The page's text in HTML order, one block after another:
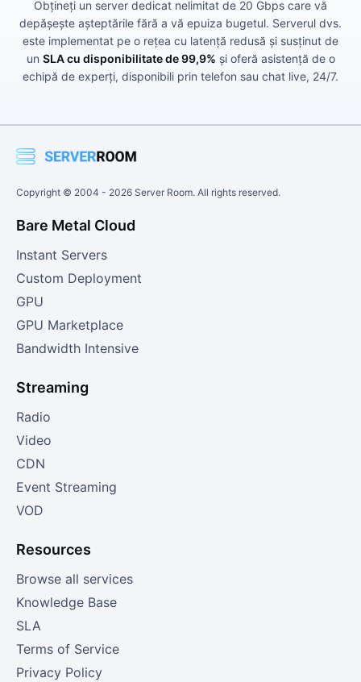
Obțineți un server dedicat nelimitat de 20 Gbps care vă
depășește așteptările fără a vă epuiza bugetul. Serverul dvs.
este implementat pe o rețea cu latență redusă și susținut de
un SLA cu disponibilitate de 99,9% și oferă asistență de o
echipă de experți, disponibili prin telefon sau chat live, 24/7.
Copyright © 2004 - 2026 Server Room. All rights reserved.
Bare Metal Cloud
Instant Servers
Custom Deployment
GPU
GPU Marketplace
Bandwidth Intensive
Streaming
Radio
Video
CDN
Event Streaming
VOD
Resources
Browse all services
Knowledge Base
SLA
Terms of Service
Privacy Policy